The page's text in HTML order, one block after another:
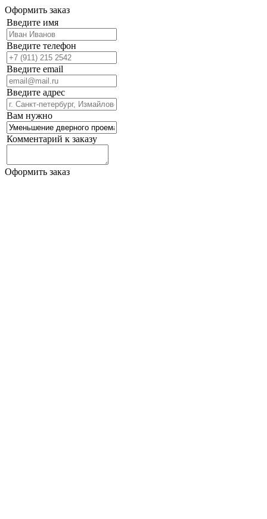
Оформить заказ
Введите имя
Введите телефон
Введите email
Введите адрес
Вам нужно
Комментарий к заказу
Оформить заказ